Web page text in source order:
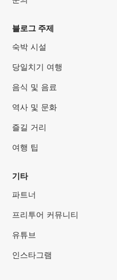
블로그 주제
숙박 시설
당일치기 여행
음식 및 음료
역사 및 문화
즐길 거리
여행 팁
기타
파트너
프리투어 커뮤니티
유튜브
인스타그램